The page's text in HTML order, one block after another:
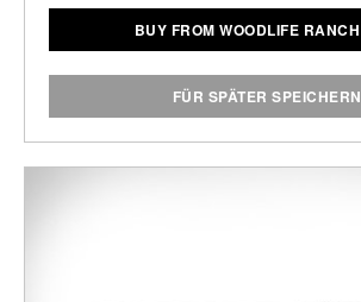
BUY FROM WOODLIFE RANCH
FÜR SPÄTER SPEICHERN